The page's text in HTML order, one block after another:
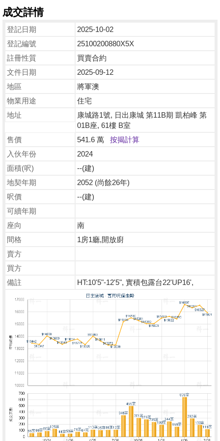
成交詳情
登記日期
2025-10-02
登記編號
25100200880X5X
註冊性質
買賣合約
文件日期
2025-09-12
地區
將軍澳
物業用途
住宅
地址
康城路1號, 日出康城 第11B期 凱柏峰 第
01B座, 61樓 B室
售價
541.6 萬 按揭計算
入伙年份
2024
面積(呎)
--(建)
地契年期
2052 (尚餘26年)
呎價
--(建)
可續年期
座向
南
間格
1房1廳,開放廚
賣方
買方
備註
HT:10'5"-12'5", 實積包露台22'UP16',